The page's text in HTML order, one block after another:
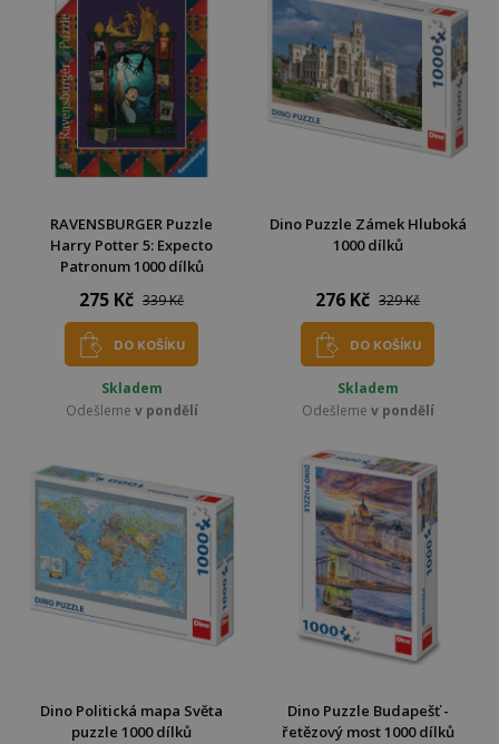
RAVENSBURGER Puzzle
Harry Potter 5: Expecto
Patronum 1000 dílků
275 Kč 339 Kč
DO KOŠÍKU
Skladem
Odešleme v pondělí
Dino Puzzle Zámek Hluboká
1000 dílků
276 Kč 329 Kč
DO KOŠÍKU
Skladem
Odešleme v pondělí
Dino Politická mapa Světa
puzzle 1000 dílků
Dino Puzzle Budapešť -
řetězový most 1000 dílků